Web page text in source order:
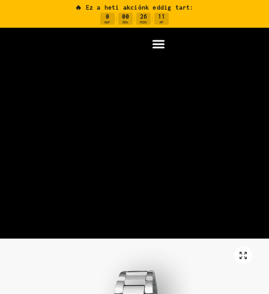
🔥 Ez a heti akciónk eddig tart:
0
NAP
: 00
ÓRA
: 26
PERC
: 10
MP